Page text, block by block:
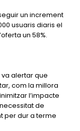
un increment
usuaris diaris el
un 58%.
va alertar que
com la millora
l’impacte
de
per dur a terme